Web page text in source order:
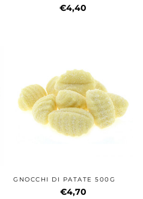
€4,40
GNOCCHI DI PATATE 500G
€4,70